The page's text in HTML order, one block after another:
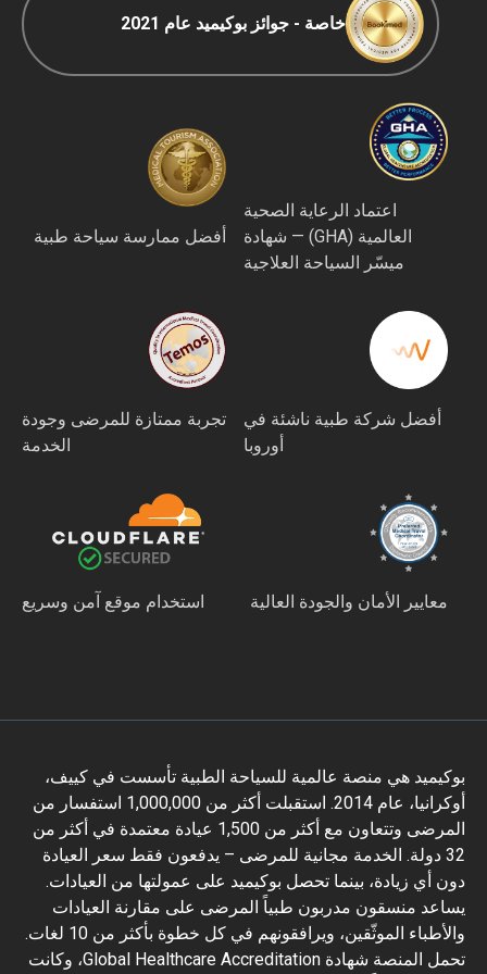
خاصة - جوائز بوكيميد عام 2021
اعتماد الرعاية الصحية
العالمية (GHA) — شهادة
ميسّر السياحة العلاجية
أفضل ممارسة سياحة طبية
أفضل شركة طبية ناشئة في
أوروبا
تجربة ممتازة للمرضى وجودة
الخدمة
معايير الأمان والجودة العالية استخدام موقع آمن وسريع
بوكيميد هي منصة عالمية للسياحة الطبية تأسست في كييف،
أوكرانيا، عام 2014. استقبلت أكثر من 1,000,000 استفسار من
المرضى وتتعاون مع أكثر من 1,500 عيادة معتمدة في أكثر من
32 دولة. الخدمة مجانية للمرضى – يدفعون فقط سعر العيادة
دون أي زيادة، بينما تحصل بوكيميد على عمولتها من العيادات.
يساعد منسقون مدربون طبياً المرضى على مقارنة العيادات
والأطباء الموثّقين، ويرافقونهم في كل خطوة بأكثر من 10 لغات.
تحمل المنصة شهادة Global Healthcare Accreditation، وكانت